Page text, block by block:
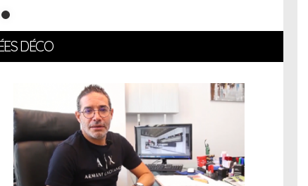
DÉCO